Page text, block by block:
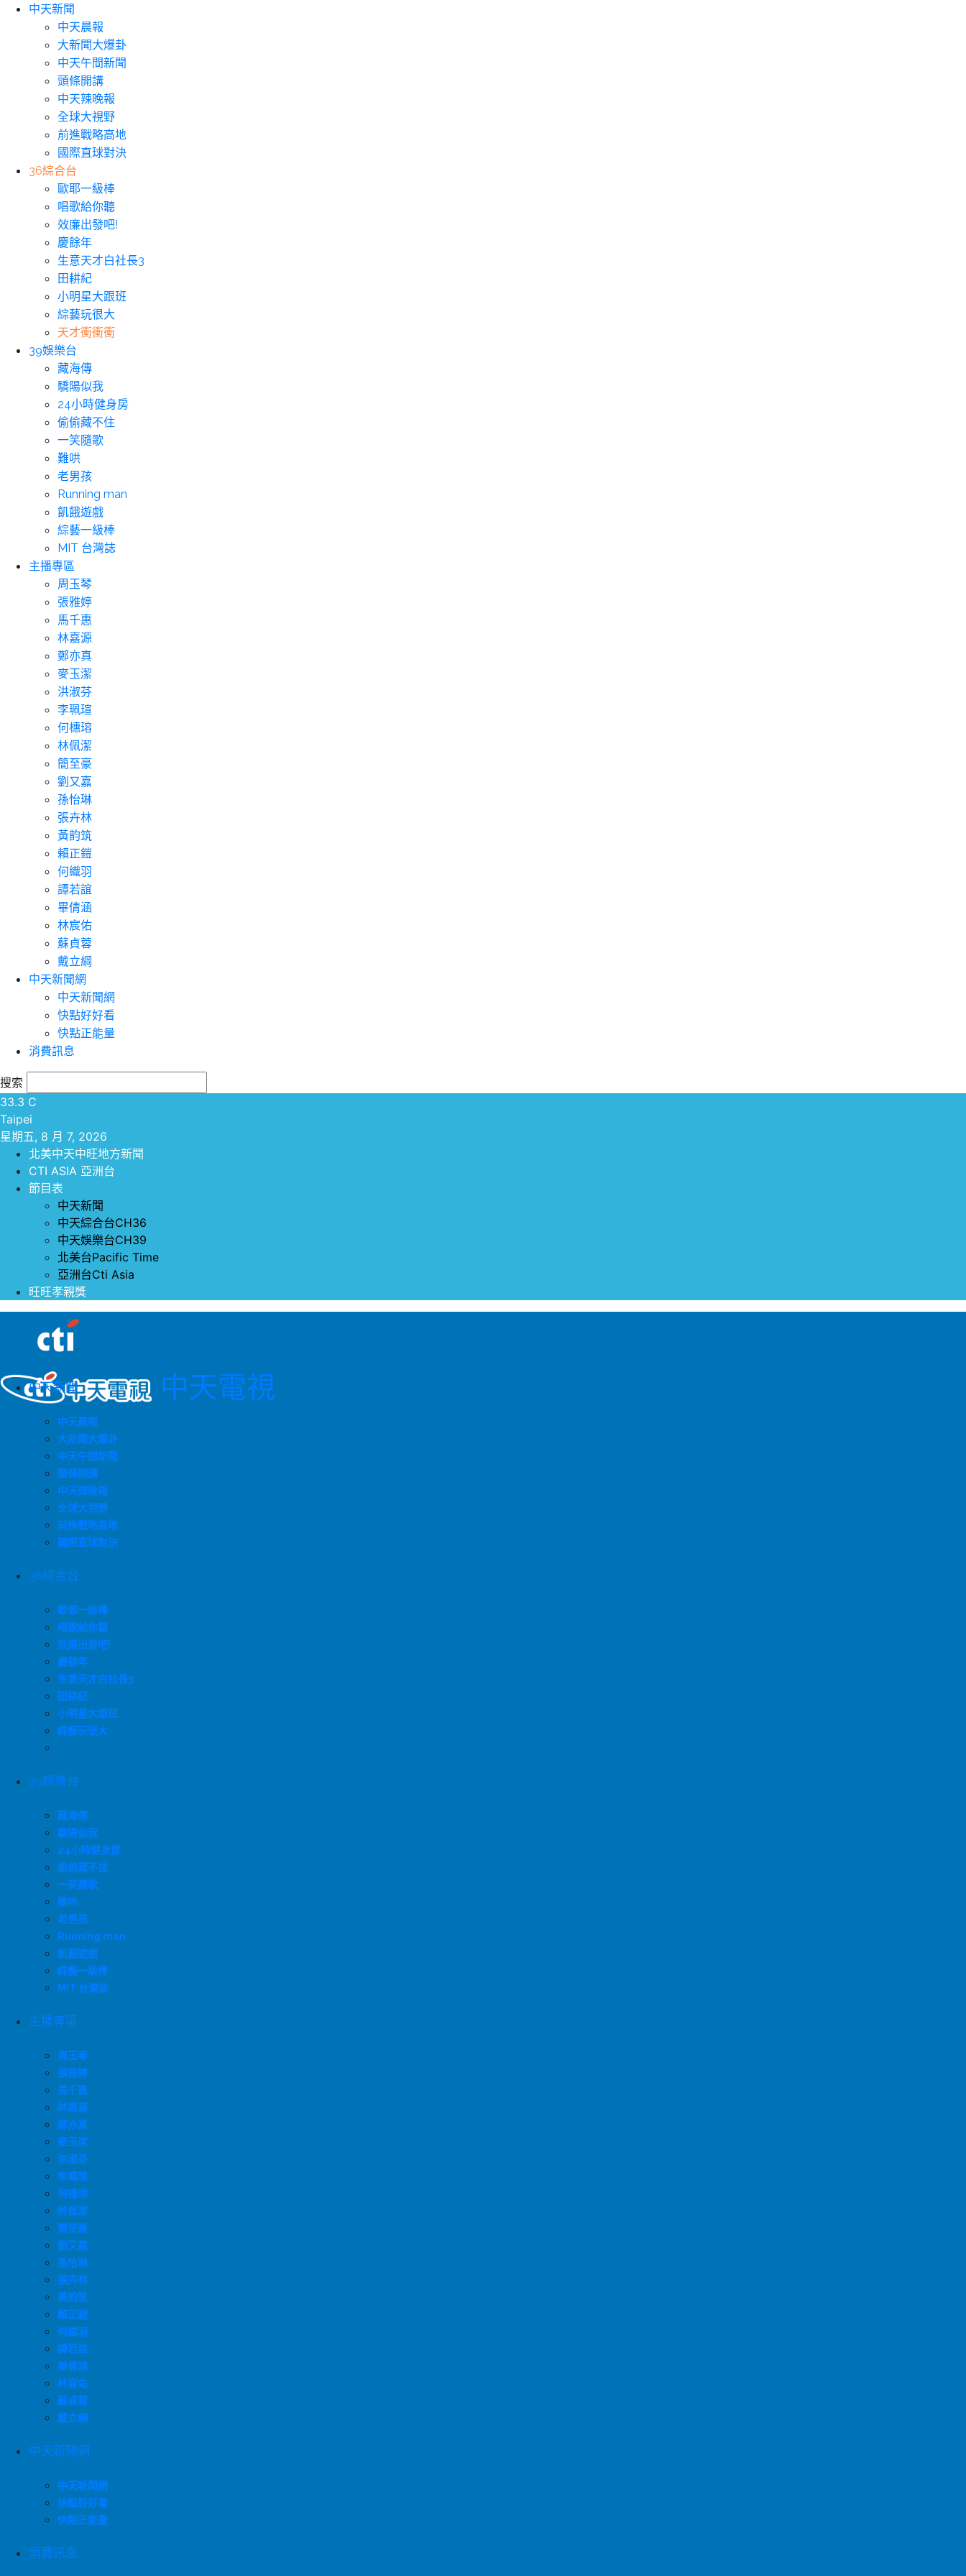
中天新聞
中天晨報
大新聞大爆卦
中天午間新聞
頭條開講
中天辣晚報
全球大視野
前進戰略高地
國際直球對決
36綜合台
歐耶一級棒
唱歌給你聽
效廉出發吧!
慶餘年
生意天才白社長3
田耕紀
小明星大跟班
綜藝玩很大
天才衝衝衝
39娛樂台
藏海傳
驕陽似我
24小時健身房
偷偷藏不住
一笑隨歌
難哄
老男孩
Running man
飢餓遊戲
綜藝一級棒
MIT 台灣誌
主播專區
周玉琴
張雅婷
馬千惠
林嘉源
鄭亦真
麥玉潔
洪淑芬
李珮瑄
何橞瑢
林佩潔
簡至豪
劉又嘉
孫怡琳
張卉林
黃韵筑
賴正鎧
何織羽
譚若誼
畢倩涵
林宸佑
蘇貞蓉
戴立綱
中天新聞網
中天新聞網
快點好好看
快點正能量
消費訊息
搜索
33.3 C
Taipei
星期五, 8 月 7, 2026
北美中天中旺地方新聞
CTI ASIA 亞洲台
節目表
中天新聞
中天綜合台CH36
中天娛樂台CH39
北美台Pacific Time
亞洲台Cti Asia
旺旺孝親獎
中天電視
中天新聞
中天晨報
大新聞大爆卦
中天午間新聞
頭條開講
中天辣晚報
全球大視野
前進戰略高地
國際直球對決
36綜合台
歐耶一級棒
唱歌給你聽
效廉出發吧!
慶餘年
生意天才白社長3
田耕紀
小明星大跟班
綜藝玩很大
39娛樂台
藏海傳
驕陽似我
24小時健身房
偷偷藏不住
一笑隨歌
難哄
老男孩
Running man
飢餓遊戲
綜藝一級棒
MIT 台灣誌
主播專區
周玉琴
張雅婷
馬千惠
林嘉源
鄭亦真
麥玉潔
洪淑芬
李珮瑄
何橞瑢
林佩潔
簡至豪
劉又嘉
孫怡琳
張卉林
黃韵筑
賴正鎧
何織羽
譚若誼
畢倩涵
林宸佑
蘇貞蓉
戴立綱
中天新聞網
中天新聞網
快點好好看
快點正能量
消費訊息